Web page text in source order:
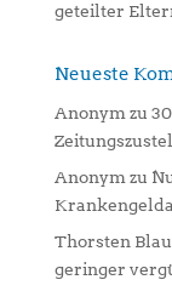
geteilter
Neueste
Anonym zu
Anonym zu
Thorsten
geringer